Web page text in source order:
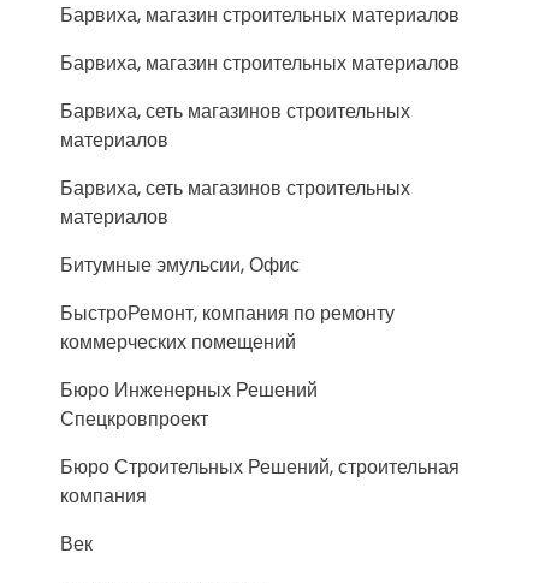
Барвиха, магазин строительных материалов
Барвиха, магазин строительных материалов
Барвиха, сеть магазинов строительных
материалов
Барвиха, сеть магазинов строительных
материалов
Битумные эмульсии, Офис
БыстроРемонт, компания по ремонту
коммерческих помещений
Бюро Инженерных Решений
Спецкровпроект
Бюро Строительных Решений, строительная
компания
Век